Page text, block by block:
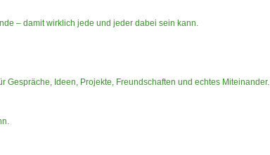
– damit wirklich jede und jeder dabei sein kann.
Ideen, Projekte, Freundschaften und echtes Miteinander.